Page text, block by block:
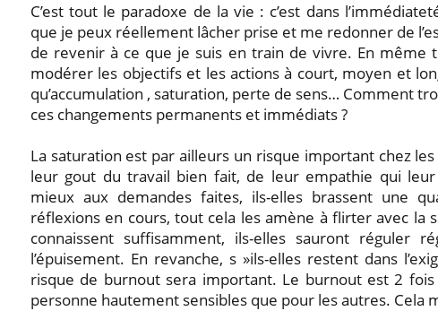
C’est tout le paradoxe de la vie : c’est dans
que je peux réellement lâcher prise et me redonner de
de revenir à ce que je suis en train de vivre. En même
modérer les objectifs et les actions à court, moyen et
qu’accumulation , saturation, perte de sens… Comment
ces changements permanents et immédiats ?
La saturation est par ailleurs un risque important chez
leur gout du travail bien fait, de leur empathie qui
mieux aux demandes faites, ils-elles brassent une
réflexions en cours, tout cela les amène à flirter avec la
connaissent suffisamment, ils-elles sauront réguler
l’épuisement. En revanche, s »ils-elles restent dans
risque de burnout sera important. Le burnout est 2
personne hautement sensibles que pour les autres. Cela